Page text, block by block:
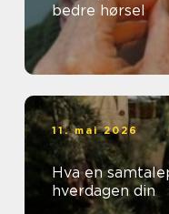
bedre hørsel
11. mai 2026
Hva en
hverdagen din